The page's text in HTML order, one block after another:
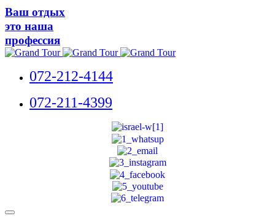
Ваш отдых
это наша
профессия
072-212-4144
072-211-4399